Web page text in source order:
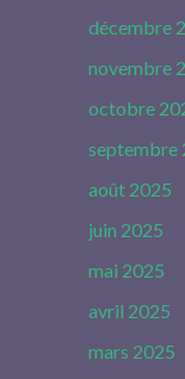
décembre
novembre
octobre
septembre
août 2025
juin 2025
mai 2025
avril 2025
mars 2025